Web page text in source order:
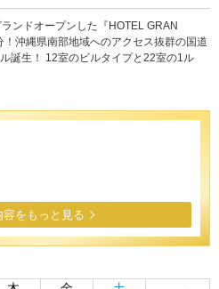
ンドオープンした『HOTEL GRAN
沖縄県南部地域へのアクセス抜群の国道
誕生！ 12室のビルタイプと22室の1ル
容をもっと見る